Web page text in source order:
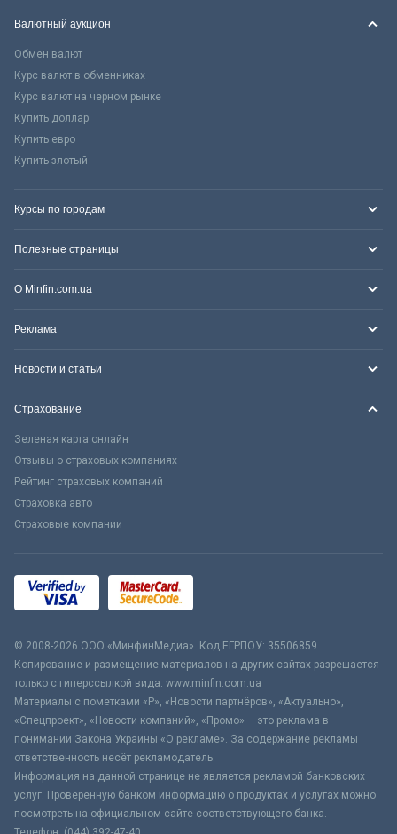
Валютный аукцион
Обмен валют
Курс валют в обменниках
Курс валют на черном рынке
Купить доллар
Купить евро
Купить злотый
Курсы по городам
Полезные страницы
О Minfin.com.ua
Реклама
Новости и статьи
Страхование
Зеленая карта онлайн
Отзывы о страховых компаниях
Рейтинг страховых компаний
Страховка авто
Страховые компании
© 2008-2026 ООО «МинфинМедиа». Код ЕГРПОУ: 35506859
Копирование и размещение материалов на других сайтах разрешается
только с гиперссылкой вида: www.minfin.com.ua
Материалы с пометками «Р», «Новости партнёров», «Актуально»,
«Спецпроект», «Новости компаний», «Промо» – это реклама в
понимании Закона Украины «О рекламе». За содержание рекламы
ответственность несёт рекламодатель.
Информация на данной странице не является рекламой банковских
услуг. Проверенную банком информацию о продуктах и услугах можно
посмотреть на официальном сайте соответствующего банка.